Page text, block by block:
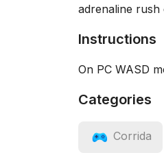
adrenaline
Instructions
On PC WASD
Categories
Corrida